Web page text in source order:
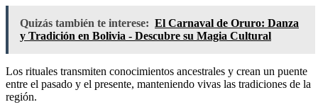
Quizás también te interese: El Carnaval de Oruro: Danza
y Tradición en Bolivia - Descubre su Magia Cultural
Los rituales transmiten conocimientos ancestrales y crean un puente
entre el pasado y el presente, manteniendo vivas las tradiciones de la
región.